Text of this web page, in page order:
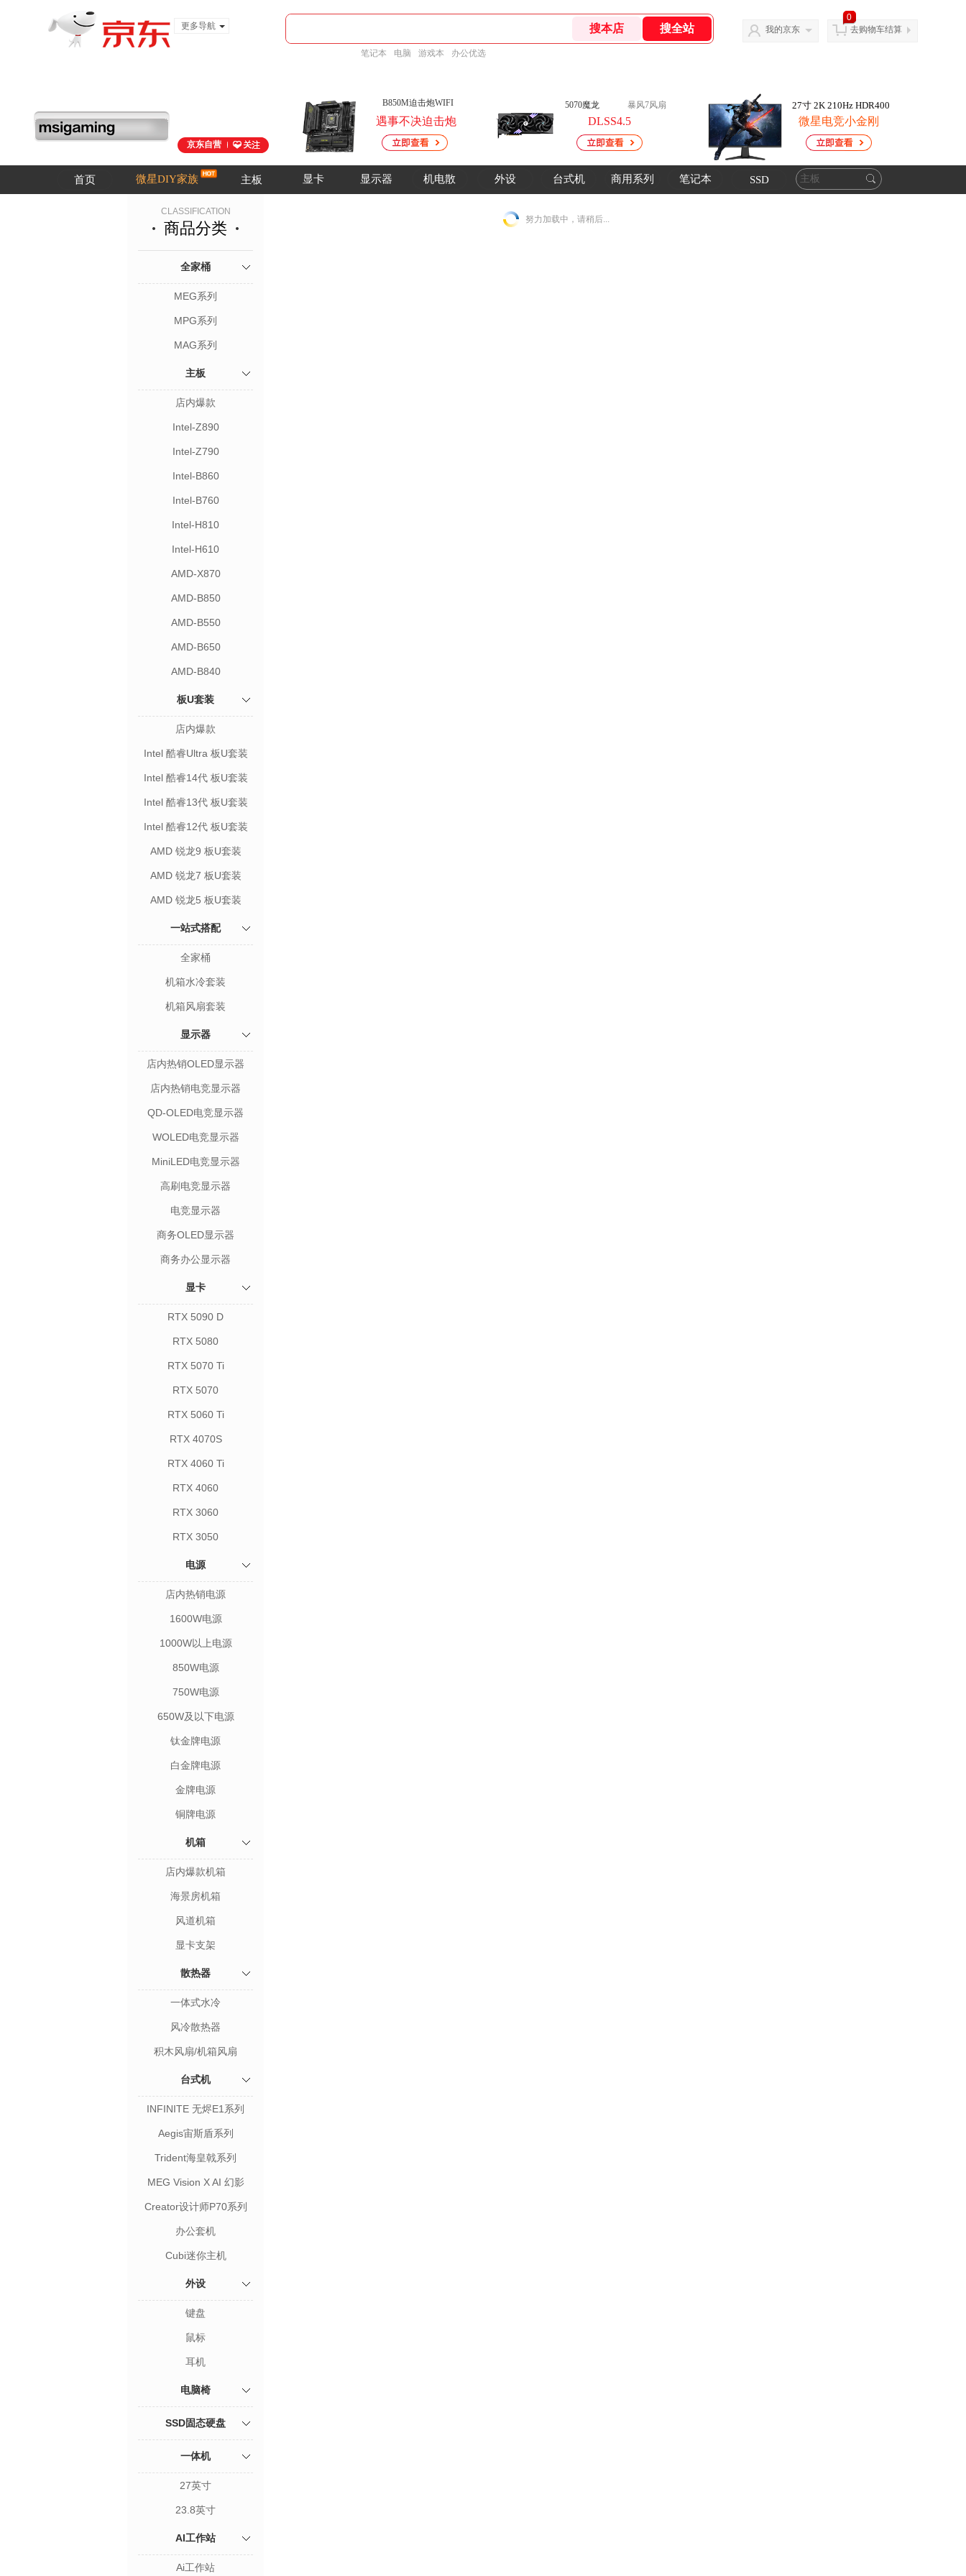
更多导航
笔记本 电脑 游戏本 办公优选
我的京东
0
去购物车结算
5070魔龙 暴风7风扇
DLSS4.5
5060Ti魔龙 暴风7风扇
DLSS4.5
27寸 2K 210Hz HDR400
微星电竞小金刚
B850M迫击炮WIFI
遇事不决迫击炮
MEG Vision X AI 幻影
13英寸高清触摸屏
京东自营
主板
微星DIY家族 显卡 笔记本
显示器 机电散 外设 SSD
首页 台式机 商用系列
CLASSIFICATION
商品分类
全家桶
MEG系列
MPG系列
MAG系列
主板
店内爆款
Intel-Z890
Intel-Z790
Intel-B860
Intel-B760
Intel-H810
Intel-H610
AMD-X870
AMD-B850
AMD-B550
AMD-B650
AMD-B840
板U套装
店内爆款
Intel 酷睿Ultra 板U套装
Intel 酷睿14代 板U套装
Intel 酷睿13代 板U套装
Intel 酷睿12代 板U套装
AMD 锐龙9 板U套装
AMD 锐龙7 板U套装
AMD 锐龙5 板U套装
一站式搭配
全家桶
机箱水冷套装
机箱风扇套装
显示器
店内热销OLED显示器
店内热销电竞显示器
QD-OLED电竞显示器
WOLED电竞显示器
MiniLED电竞显示器
高刷电竞显示器
电竞显示器
商务OLED显示器
商务办公显示器
显卡
RTX 5090 D
RTX 5080
RTX 5070 Ti
RTX 5070
RTX 5060 Ti
RTX 4070S
RTX 4060 Ti
RTX 4060
RTX 3060
RTX 3050
电源
店内热销电源
1600W电源
1000W以上电源
850W电源
750W电源
650W及以下电源
钛金牌电源
白金牌电源
金牌电源
铜牌电源
机箱
店内爆款机箱
海景房机箱
风道机箱
显卡支架
散热器
一体式水冷
风冷散热器
积木风扇/机箱风扇
台式机
INFINITE 无烬E1系列
Aegis宙斯盾系列
Trident海皇戟系列
MEG Vision X AI 幻影
Creator设计师P70系列
办公套机
Cubi迷你主机
外设
键盘
鼠标
耳机
电脑椅
SSD固态硬盘
一体机
27英寸
23.8英寸
AI工作站
Ai工作站
努力加载中，请稍后...